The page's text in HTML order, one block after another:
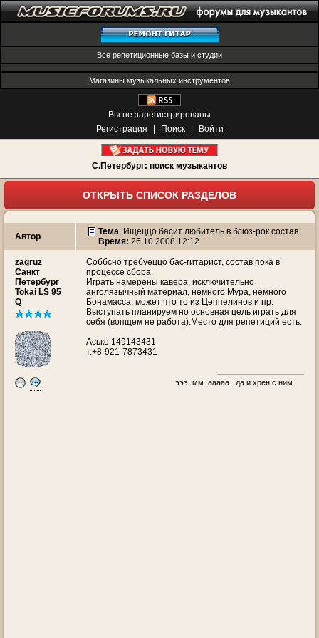
Все репетиционные базы и студии
Магазины музыкальных инструментов
Вы не зарегистрированы
Регистрация
Поиск Войти
С.Петербург: поиск музыкантов
ОТКРЫТЬ СПИСОК РАЗДЕЛОВ
Автор Тема: Ищеццо басит любитель в блюз-рок состав.
Время: 26.10.2008 12:12
zagruz
Санкт
Петербург
Tokai LS 95
Q
Соббсно требуеццо бас-гитарист, состав пока в
процессе сбора.
Играть намерены кавера, исключительно
анголязычный материал, немного Мура, немного
Бонамасса, может что то из Цеппелинов и пр.
Выступать планируем но основная цель играть для
себя (вопщем не работа).Место для репетиций есть.
Асько 149143431
т.+8-921-7873431
эээ..мм..ааааа...да и хрен с ним..